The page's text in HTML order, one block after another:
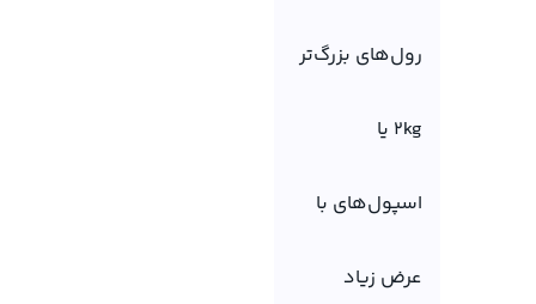
رول‌های بزرگ‌تر
2kg یا
اسپول‌های با
عرض زیاد